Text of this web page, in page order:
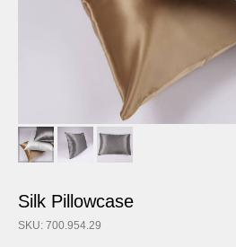
Silk Pillowcase
SKU: 700.954.29